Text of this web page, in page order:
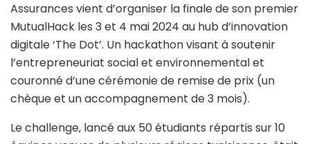
Assurances vient d’organiser la finale de son premier
MutualHack les 3 et 4 mai 2024 au hub d’innovation
digitale ‘The Dot’. Un hackathon visant à soutenir
l’entrepreneuriat social et environnemental et
couronné d’une cérémonie de remise de prix (un
chèque et un accompagnement de 3 mois).
Le challenge, lancé aux 50 étudiants répartis sur 10